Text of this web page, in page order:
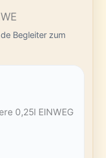
Begleiter zum